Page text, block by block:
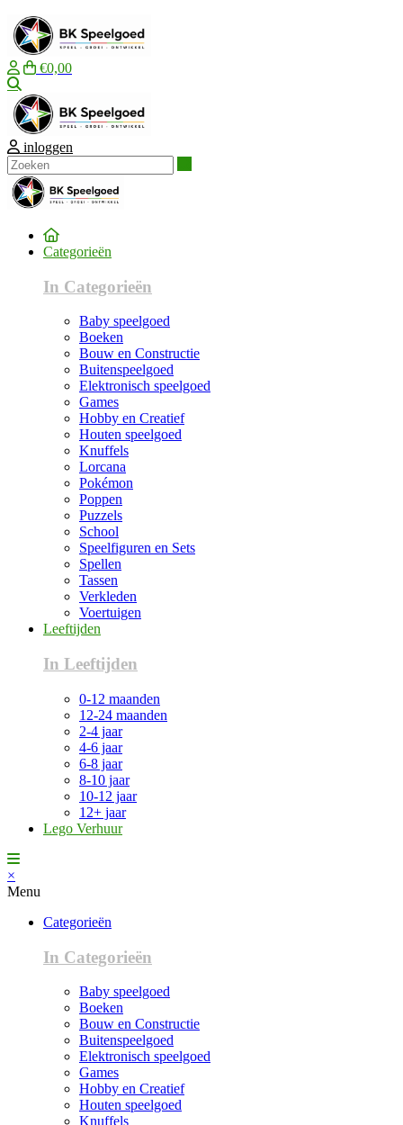
€0,00
inloggen
Categorieën
In Categorieën
Baby speelgoed
Boeken
Bouw en Constructie
Buitenspeelgoed
Elektronisch speelgoed
Games
Hobby en Creatief
Houten speelgoed
Knuffels
Lorcana
Pokémon
Poppen
Puzzels
School
Speelfiguren en Sets
Spellen
Tassen
Verkleden
Voertuigen
Leeftijden
In Leeftijden
0-12 maanden
12-24 maanden
2-4 jaar
4-6 jaar
6-8 jaar
8-10 jaar
10-12 jaar
12+ jaar
Lego Verhuur
×
Menu
Categorieën
In Categorieën
Baby speelgoed
Boeken
Bouw en Constructie
Buitenspeelgoed
Elektronisch speelgoed
Games
Hobby en Creatief
Houten speelgoed
Knuffels